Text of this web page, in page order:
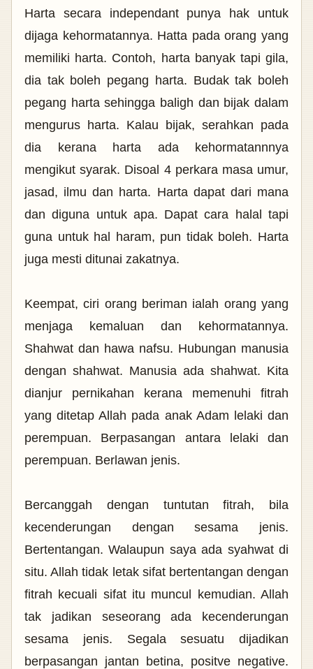
Harta secara independant punya hak untuk
dijaga kehormatannya. Hatta pada orang yang
memiliki harta. Contoh, harta banyak tapi gila,
dia tak boleh pegang harta. Budak tak boleh
pegang harta sehingga baligh dan bijak dalam
mengurus harta. Kalau bijak, serahkan pada
dia kerana harta ada kehormatannnya
mengikut syarak. Disoal 4 perkara masa umur,
jasad, ilmu dan harta. Harta dapat dari mana
dan diguna untuk apa. Dapat cara halal tapi
guna untuk hal haram, pun tidak boleh. Harta
juga mesti ditunai zakatnya.
Keempat, ciri orang beriman ialah orang yang
menjaga kemaluan dan kehormatannya.
Shahwat dan hawa nafsu. Hubungan manusia
dengan shahwat. Manusia ada shahwat. Kita
dianjur pernikahan kerana memenuhi fitrah
yang ditetap Allah pada anak Adam lelaki dan
perempuan. Berpasangan antara lelaki dan
perempuan. Berlawan jenis.
Bercanggah dengan tuntutan fitrah, bila
kecenderungan dengan sesama jenis.
Bertentangan. Walaupun saya ada syahwat di
situ. Allah tidak letak sifat bertentangan dengan
fitrah kecuali sifat itu muncul kemudian. Allah
tak jadikan seseorang ada kecenderungan
sesama jenis. Segala sesuatu dijadikan
berpasangan jantan betina, positve negative.